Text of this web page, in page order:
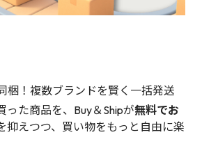
梱！複数ブランドを賢く一括発送
った商品を、Buy＆Shipが無料でお
抑えつつ、買い物をもっと自由に楽